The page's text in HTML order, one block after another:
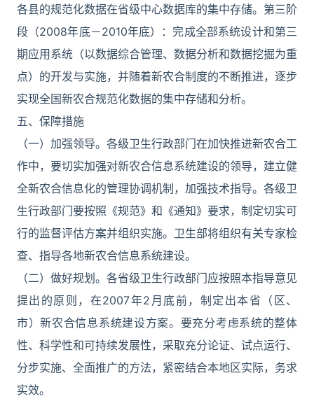
各县的规范化数据在省级中心数据库的集中存储。第三阶
段（2008年底－2010年底）：完成全部系统设计和第三
期应用系统（以数据综合管理、数据分析和数据挖掘为重
点）的开发与实施，并随着新农合制度的不断推进，逐步
实现全国新农合规范化数据的集中存储和分析。
五、保障措施
（一）加强领导。各级卫生行政部门在加快推进新农合工
作中，要切实加强对新农合信息系统建设的领导，建立健
全新农合信息化的管理协调机制，加强技术指导。各级卫
生行政部门要按照《规范》和《通知》要求，制定切实可
行的监督评估方案并组织实施。卫生部将组织有关专家检
查、指导各地新农合信息系统建设。
（二）做好规划。各省级卫生行政部门应按照本指导意见
提出的原则，在2007年2月底前，制定出本省（区、
市）新农合信息系统建设方案。要充分考虑系统的整体
性、科学性和可持续发展性，采取充分论证、试点运行、
分步实施、全面推广的方法，紧密结合本地区实际，务求
实效。